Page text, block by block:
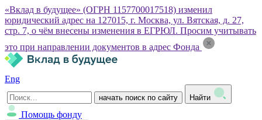
«Вклад в будущее» (ОГРН 1157700017518) изменил
юридический адрес на 127015, г. Москва, ул. Вятская, д. 27,
стр. 7, о чём внесены изменения в ЕГРЮЛ. Просим учитывать
это при направлении документов в адрес Фонда
Eng
начать поиск по сайту Найти
Помощь фонду